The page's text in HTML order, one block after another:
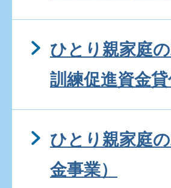
ひとり親家庭
訓練促進資金貸
ひとり親家庭
金事業）